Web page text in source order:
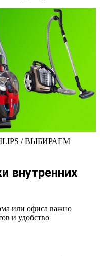
/ ВЫБИРАЕМ
внутренних
или офиса важно
и удобство